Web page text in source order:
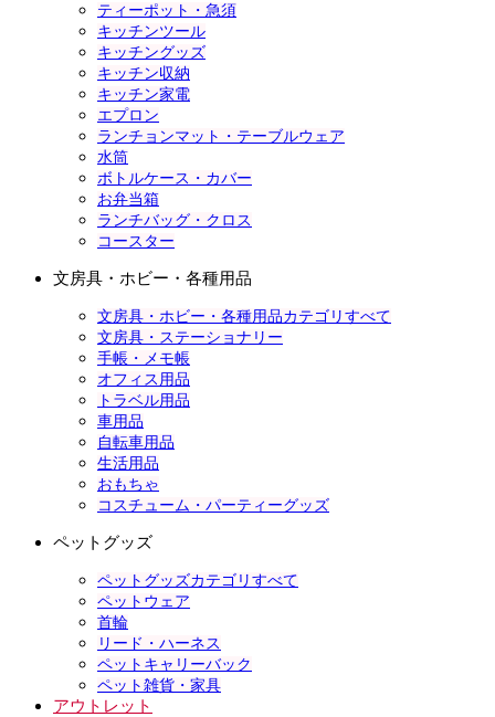
ティーポット・急須
キッチンツール
キッチングッズ
キッチン収納
キッチン家電
エプロン
ランチョンマット・テーブルウェア
水筒
ボトルケース・カバー
お弁当箱
ランチバッグ・クロス
コースター
文房具・ホビー・各種用品
文房具・ホビー・各種用品カテゴリすべて
文房具・ステーショナリー
手帳・メモ帳
オフィス用品
トラベル用品
車用品
自転車用品
生活用品
おもちゃ
コスチューム・パーティーグッズ
ペットグッズ
ペットグッズカテゴリすべて
ペットウェア
首輪
リード・ハーネス
ペットキャリーバック
ペット雑貨・家具
アウトレット